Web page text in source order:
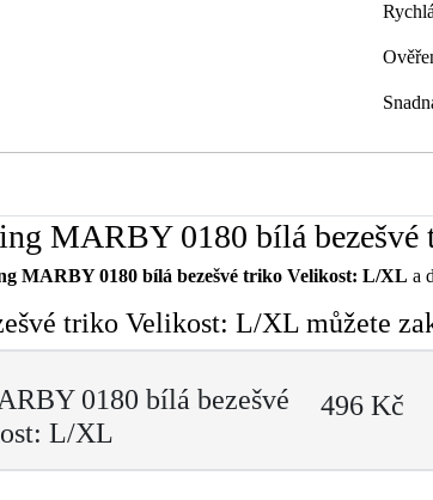
MARBY 0180 bílá
MARBY 0180 bílá bezešvé triko Velikost: L/XL a
triko Velikost: L/XL můžete
0180 bílá bezešvé
L/XL
496 Kč